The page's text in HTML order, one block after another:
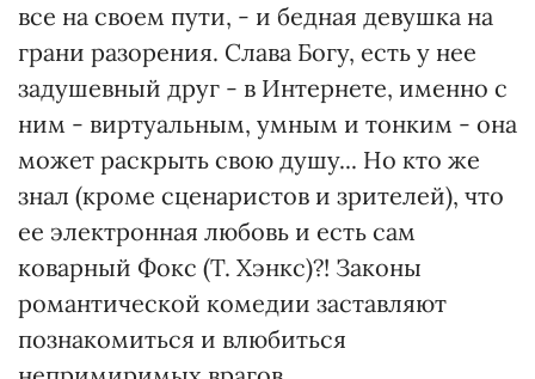
все на своем пути, - и бедная девушка на
грани разорения. Слава Богу, есть у нее
задушевный друг - в Интернете, именно с
ним - виртуальным, умным и тонким - она
может раскрыть свою душу... Но кто же
знал (кроме сценаристов и зрителей), что
ее электронная любовь и есть сам
коварный Фокс (Т. Хэнкс)?! Законы
романтической комедии заставляют
познакомиться и влюбиться